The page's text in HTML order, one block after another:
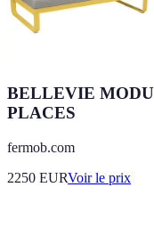
BELLEVIE
PLACES
fermob.com
2250 EURVoir le prix